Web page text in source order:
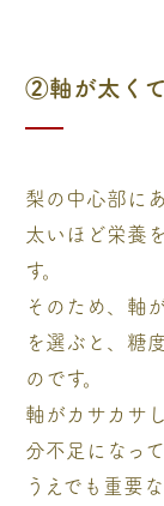
②軸が太く
梨の中心部に
太いほど栄養
す。
そのため、軸
を選ぶと、糖
のです。
軸がカサカサ
分不足になっ
うえでも重要